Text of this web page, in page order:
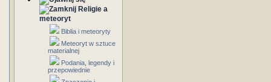
Religie a
meteoryt
Biblia i meteoryty
Meteoryt w sztuce
materialnej
Podania, legendy i
przepowiednie